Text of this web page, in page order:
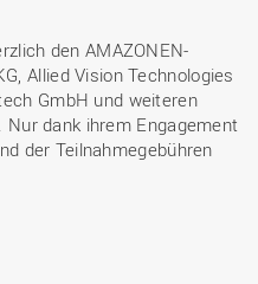
den AMAZONEN-
Allied Vision Technologies
GmbH und weiteren
dank ihrem Engagement
der Teilnahmegebühren